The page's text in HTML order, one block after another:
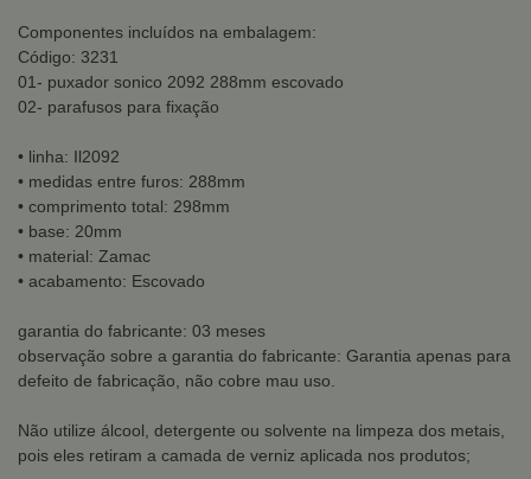
Componentes incluídos na embalagem:
Código: 3231
01- puxador sonico 2092 288mm escovado
02- parafusos para fixação
• linha: Il2092
• medidas entre furos: 288mm
• comprimento total: 298mm
• base: 20mm
• material: Zamac
• acabamento: Escovado
garantia do fabricante: 03 meses
observação sobre a garantia do fabricante: Garantia apenas para
defeito de fabricação, não cobre mau uso.
Não utilize álcool, detergente ou solvente na limpeza dos metais,
pois eles retiram a camada de verniz aplicada nos produtos;